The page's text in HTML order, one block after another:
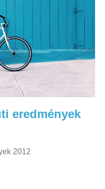
eredmények
2012